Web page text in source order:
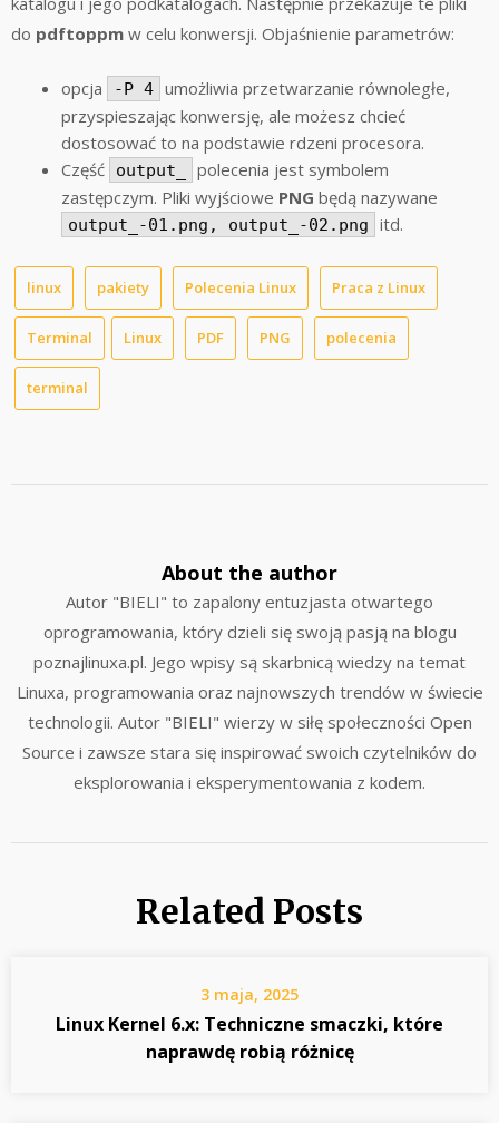
do pdftoppm w celu konwersji. Objaśnienie parametrów:
opcja -P 4 umożliwia przetwarzanie równoległe,
przyspieszając konwersję, ale możesz chcieć
dostosować to na podstawie rdzeni procesora.
Część
output_
polecenia jest symbolem
zastępczym. Pliki wyjściowe PNG będą nazywane
output_-01.png, output_-02.png itd.
linux pakiety Polecenia Linux Praca z Linux
Terminal Linux PDF PNG polecenia
terminal
About the author
Autor "BIELI" to zapalony entuzjasta otwartego
oprogramowania, który dzieli się swoją pasją na blogu
poznajlinuxa.pl. Jego wpisy są skarbnicą wiedzy na temat
Linuxa, programowania oraz najnowszych trendów w świecie
technologii. Autor "BIELI" wierzy w siłę społeczności Open
Source i zawsze stara się inspirować swoich czytelników do
eksplorowania i eksperymentowania z kodem.
Related Posts
3 maja, 2025
Linux Kernel 6.x: Techniczne smaczki, które
naprawdę robią różnicę